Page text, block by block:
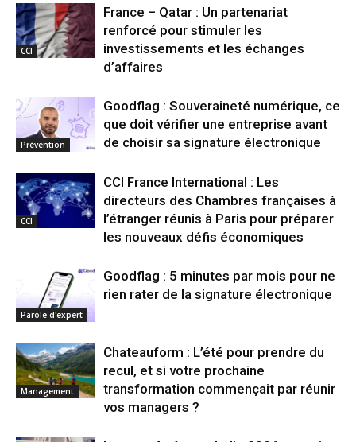
CCI
France – Qatar : Un partenariat
renforcé pour stimuler les
investissements et les échanges
d’affaires
Prévention
Goodflag : Souveraineté numérique, ce
que doit vérifier une entreprise avant
de choisir sa signature électronique
CCI
CCI France International : Les
directeurs des Chambres françaises à
l’étranger réunis à Paris pour préparer
les nouveaux défis économiques
Parole d'expert
Goodflag : 5 minutes par mois pour ne
rien rater de la signature électronique
Management
Chateauform : L’été pour prendre du
recul, et si votre prochaine
transformation commençait par réunir
vos managers ?